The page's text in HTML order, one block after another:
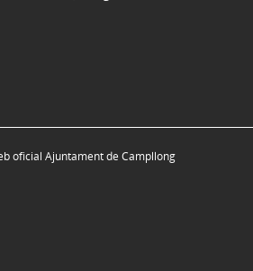
oficial Ajuntament de Campllong